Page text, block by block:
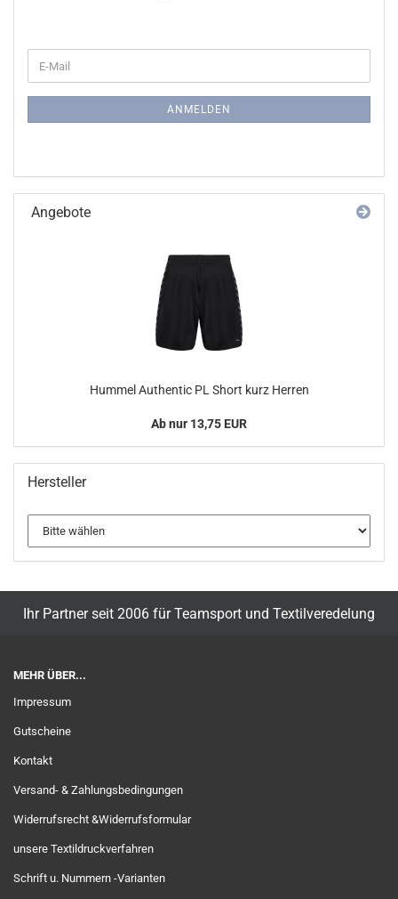
ZUR
E-
Mail
ANMELDEN
Angebote
Hummel Authentic PL Short kurz Herren
Ab nur 13,75 EUR
Hersteller
Ihr Partner seit 2006 für Teamsport und Textilveredelung
MEHR ÜBER...
Impressum
Gutscheine
Kontakt
Versand- & Zahlungsbedingungen
Widerrufsrecht &Widerrufsformular
unsere Textildruckverfahren
Schrift u. Nummern -Varianten